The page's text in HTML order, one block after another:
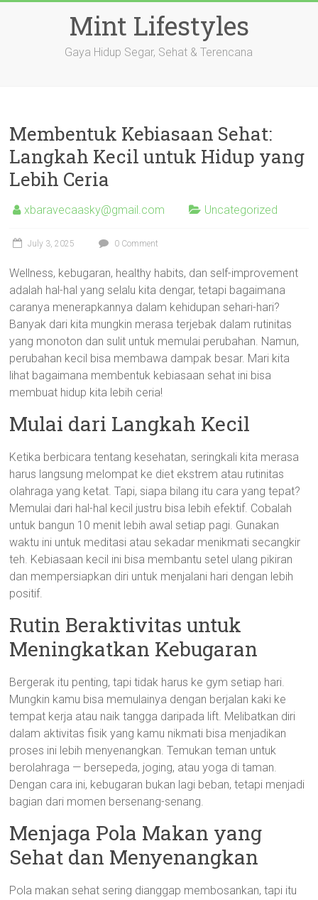
Mint Lifestyles
Gaya Hidup Segar, Sehat & Terencana
Membentuk Kebiasaan Sehat:
Langkah Kecil untuk Hidup yang
Lebih Ceria
xbaravecaasky@gmail.com Uncategorized
July 3, 2025 0 Comment
Wellness, kebugaran, healthy habits, dan self-improvement
adalah hal-hal yang selalu kita dengar, tetapi bagaimana
caranya menerapkannya dalam kehidupan sehari-hari?
Banyak dari kita mungkin merasa terjebak dalam rutinitas
yang monoton dan sulit untuk memulai perubahan. Namun,
perubahan kecil bisa membawa dampak besar. Mari kita
lihat bagaimana membentuk kebiasaan sehat ini bisa
membuat hidup kita lebih ceria!
Mulai dari Langkah Kecil
Ketika berbicara tentang kesehatan, seringkali kita merasa
harus langsung melompat ke diet ekstrem atau rutinitas
olahraga yang ketat. Tapi, siapa bilang itu cara yang tepat?
Memulai dari hal-hal kecil justru bisa lebih efektif. Cobalah
untuk bangun 10 menit lebih awal setiap pagi. Gunakan
waktu ini untuk meditasi atau sekadar menikmati secangkir
teh. Kebiasaan kecil ini bisa membantu setel ulang pikiran
dan mempersiapkan diri untuk menjalani hari dengan lebih
positif.
Rutin Beraktivitas untuk
Meningkatkan Kebugaran
Bergerak itu penting, tapi tidak harus ke gym setiap hari.
Mungkin kamu bisa memulainya dengan berjalan kaki ke
tempat kerja atau naik tangga daripada lift. Melibatkan diri
dalam aktivitas fisik yang kamu nikmati bisa menjadikan
proses ini lebih menyenangkan. Temukan teman untuk
berolahraga — bersepeda, joging, atau yoga di taman.
Dengan cara ini, kebugaran bukan lagi beban, tetapi menjadi
bagian dari momen bersenang-senang.
Menjaga Pola Makan yang
Sehat dan Menyenangkan
Pola makan sehat sering dianggap membosankan, tapi itu